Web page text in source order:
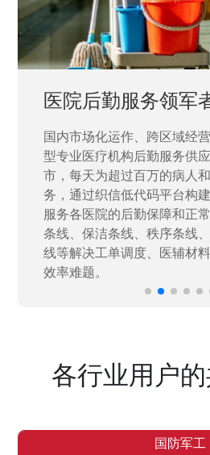
中国兵器工业集
国家“一五”期间156个重点
高新技术企业，在信息化升
量“小、散、碎”的信息化需求
力资源进行开发，通过引入
决当下遇到的各类业务难题
效率。
各行业用户
国防军工